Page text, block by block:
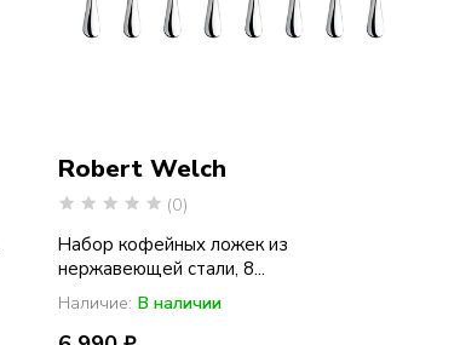
Robert Welch
(0)
Набор кофейных ложек из
нержавеющей стали, 8...
Наличие: В наличии